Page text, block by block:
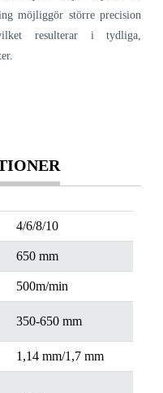
möjliggör större precision
resulterar i tydliga,
4/6/8/10
650 mm
500m/min
350-650 mm
1,14 mm/1,7 mm